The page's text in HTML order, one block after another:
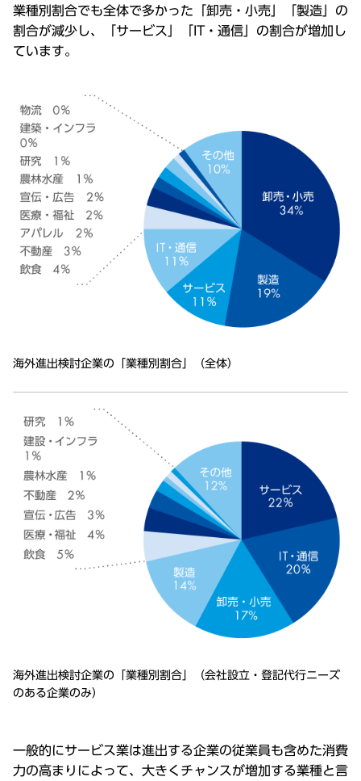
業種別割合でも全体で多かった「卸売・⼩売」「製造」の
割合が減少し、「サービス」「IT・通信」の割合が増加し
ています。
海外進出検討企業の「業種別割合」（全体）
海外進出検討企業の「業種別割合」（会社設⽴・登記代⾏ニーズ
のある企業のみ）
⼀般的にサービス業は進出する企業の従業員も含めた消費
⼒の⾼まりによって、⼤きくチャンスが増加する業種と⾔